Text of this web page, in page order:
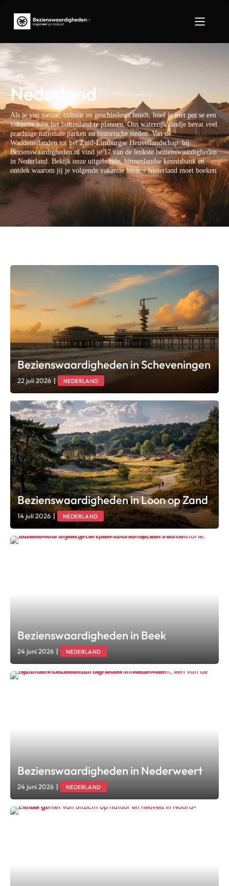
Nederland
Als je van natuur, cultuur en geschiedenis houdt, hoef je niet per se een
vakantie naar het buitenland te plannen. Ons waterrijk landje bevat veel
prachtige nationale parken en historische steden. Van de
Waddeneilanden tot het Zuid-Limburgse Heuvellandschap: bij
Bezienswaardigheden.nl vind je 17 van de leukste bezienswaardigheden
in Nederland. Bekijk onze uitgebreide, binnenlandse kennisbank en
ontdek waarom jij je volgende vakantie binnen Nederland moet boeken.
Bezienswaardigheden in Scheveningen
22 juli 2026 | NEDERLAND
Bezienswaardigheden in Loon op Zand
14 juli 2026 | NEDERLAND
Bezienswaardigheden in Beek
24 juni 2026 | NEDERLAND
Bezienswaardigheden in Nederweert
24 juni 2026 | NEDERLAND